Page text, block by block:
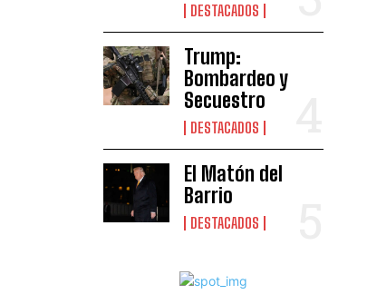
DESTACADOS
Trump:
Bombardeo y
Secuestro
DESTACADOS
El Matón del
Barrio
DESTACADOS